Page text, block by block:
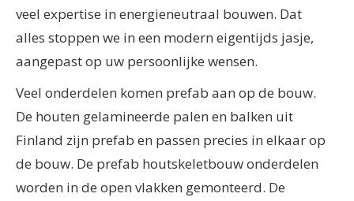
veel expertise in energieneutraal bouwen. Dat
alles stoppen we in een modern eigentijds jasje,
aangepast op uw persoonlijke wensen.
Veel onderdelen komen prefab aan op de bouw.
De houten gelamineerde palen en balken uit
Finland zijn prefab en passen precies in elkaar op
de bouw. De prefab houtskeletbouw onderdelen
worden in de open vlakken gemonteerd. De